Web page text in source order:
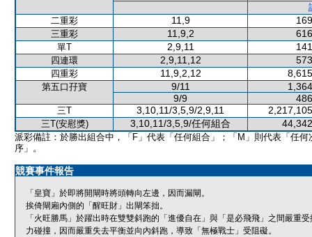
二重彩
11,9
三重彩 11,9,2
單T 2,9,11
四連環 2,9,11,12
四重彩 11,9,2,12
第五口孖寶 9/11
9/9
三T 3,10,11/3,5,9/2,9,11
三T(安慰獎) 3,10,11/3,5,9/任何組合
派彩備註：於勝出組合中，「F」代表「任何組合」；「M」則代表「任何
序」。
競賽事件報告
「皇寶」於即將開閘時將頭轉向左邊，因而漏閘。
挨倚閘廂內側的「醒旺財」出閘笨拙。
「火旺勝馬」於躍出時在雙雙斜跑的「進優自在」與「是必飛飛」之間嚴重
力碰撞，因而嚴重失去平衡並向內斜跑，導致「無極戰士」受阻礙。